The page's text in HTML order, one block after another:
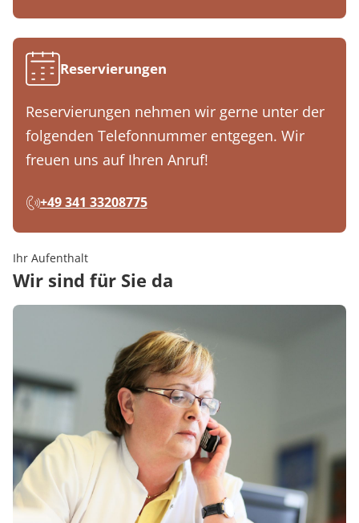
Reservierungen
Reservierungen nehmen wir gerne unter der
folgenden Telefonnummer entgegen. Wir
freuen uns auf Ihren Anruf!
+49 341 33208775
Ihr Aufenthalt
Wir sind für Sie da